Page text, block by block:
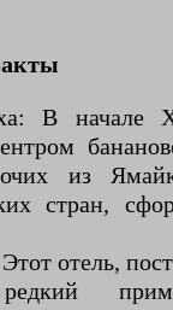
В начале
из
стран,
отель,